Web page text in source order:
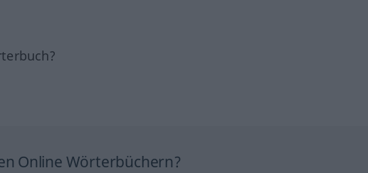
Online Wörterbüchern?